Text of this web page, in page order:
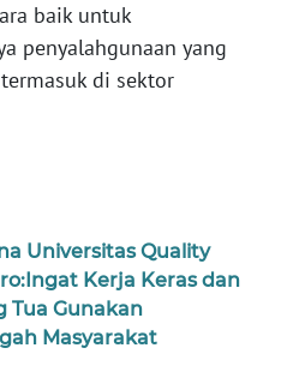
baik untuk
penyalahgunaan yang
di sektor
Universitas Quality
Kerja Keras dan
Tua Gunakan
Masyarakat